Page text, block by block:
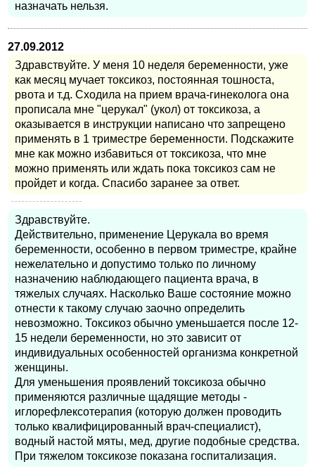
назначать нельзя.
27.09.2012
Здравствуйте. У меня 10 неделя беременности, уже
как месяц мучает токсикоз, постоянная тошноста,
рвота и т.д. Сходила на прием врача-гинеколога она
прописала мне "церукал" (укол) от токсикоза, а
оказывается в инструкции написано что запрещено
применять в 1 триместре беременности. Подскажите
мне как можно избавиться от токсикоза, что мне
можно применять или ждать пока токсикоз сам не
пройдет и когда. Спасибо заранее за ответ.
Здравствуйте.
Действительно, применение Церукала во время
беременности, особенно в первом триместре, крайне
нежелательно и допустимо только по личному
назначению наблюдающего пациента врача, в
тяжелых случаях. Насколько Ваше состояние можно
отнести к такому случаю заочно определить
невозможно. Токсикоз обычно уменьшается после 12-
15 недели беременности, но это зависит от
индивидуальных особенностей организма конкретной
женщины.
Для уменьшения проявлений токсикоза обычно
применяются различные щадящие методы -
иглорефлексотерапия (которую должен проводить
только квалифицированный врач-специалист),
водный настой мяты, мед, другие подобные средства.
При тяжелом токсикозе показана госпитализация.